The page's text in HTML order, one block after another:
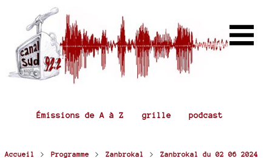
Émissions de A à Z grille podcast
Accueil > Programme > Zanbrokal > Zanbrokal du 02 06 2024